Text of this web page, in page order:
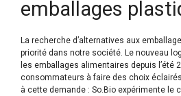
emballages
La recherche d’alternatives aux
priorité dans notre société. Le nouveau
les emballages alimentaires depuis l’été
consommateurs à faire des choix
à cette demande : So.Bio expérimente le